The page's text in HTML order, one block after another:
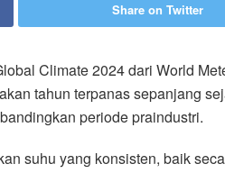
Share on Twitter
Climate 2024 dari World
tahun terpanas sepanjang
periode praindustri.
suhu yang konsisten, baik